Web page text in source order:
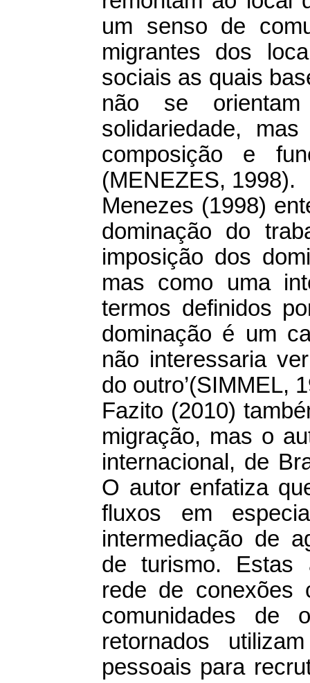
um senso de
migrantes dos
sociais as quais
não se
solidariedade,
composição e
(MENEZES, 1998).
Menezes (1998)
dominação do
imposição dos
mas como uma
termos definidos
dominação é um
não interessaria
do outro’(SIMMEL,
Fazito (2010)
migração, mas o
internacional, de
O autor enfatiza
fluxos em
intermediação de
de turismo. Estas
rede de conexões
comunidades de
retornados
pessoais para